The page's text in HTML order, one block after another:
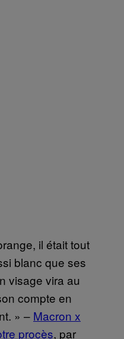
il était tout
blanc que ses
visage vira au
compte en
» – Macron x
procès, par